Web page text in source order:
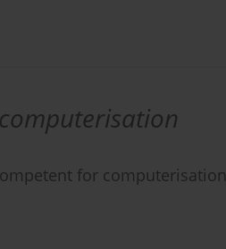
for computerisation